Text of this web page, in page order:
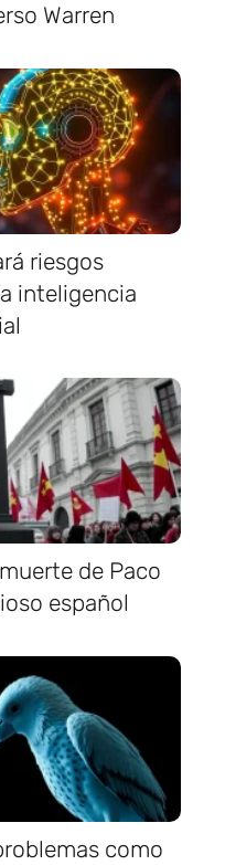
Warren
riesgos
inteligencia
de Paco
español
como